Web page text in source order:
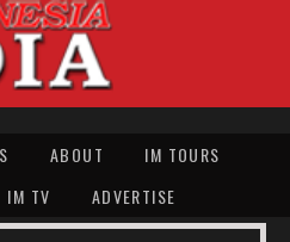
ABOUT
IM TOURS
IM TV ADVERTISE